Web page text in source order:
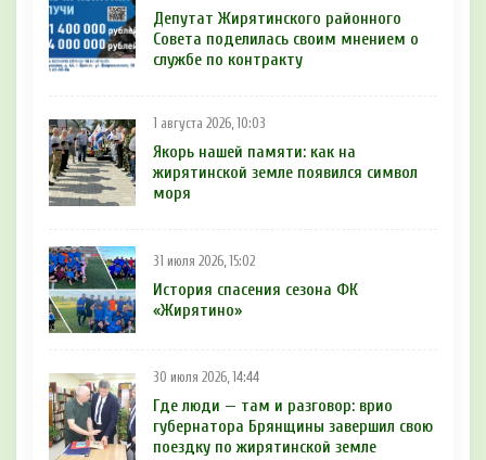
Депутат Жирятинского районного
Совета поделилась своим мнением о
службе по контракту
1 августа 2026, 10:03
Якорь нашей памяти: как на
жирятинской земле появился символ
моря
31 июля 2026, 15:02
История спасения сезона ФК
«Жирятино»
30 июля 2026, 14:44
Где люди — там и разговор: врио
губернатора Брянщины завершил свою
поездку по жирятинской земле